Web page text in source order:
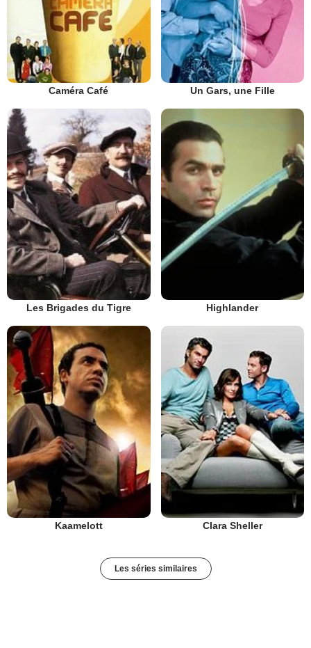
Caméra Café Un Gars, une Fille
Les Brigades du Tigre Highlander
Kaamelott Clara Sheller
Les séries similaires